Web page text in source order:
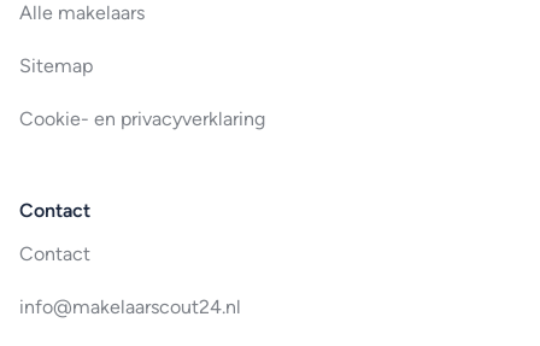
Alle makelaars
Sitemap
Cookie- en privacyverklaring
Contact
Contact
info@makelaarscout24.nl